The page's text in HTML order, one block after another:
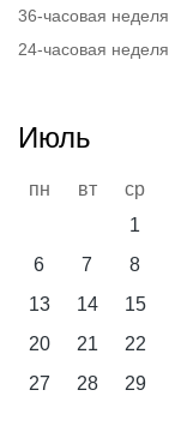
36-часовая неделя
24-часовая неделя
Июль
пн вт ср
1
6
7 8
13
14 15
20
21 22
27
28 29